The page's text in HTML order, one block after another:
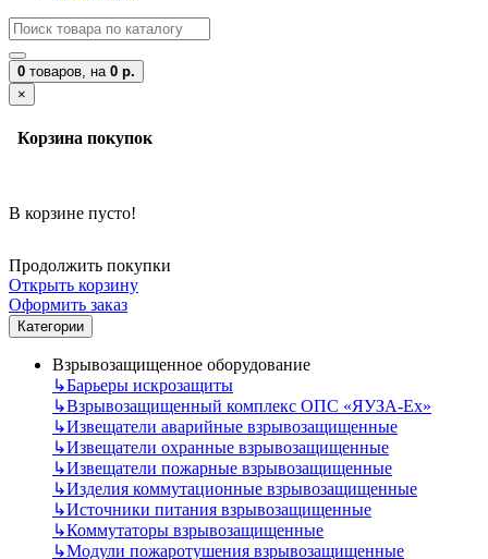
0 товаров, на 0 р.
×
Корзина покупок
В корзине пусто!
Продолжить покупки
Открыть корзину
Оформить заказ
Категории
Взрывозащищенное оборудование
↳Барьеры искрозащиты
↳Взрывозащищенный комплекс ОПС «ЯУЗА-Ех»
↳Извещатели аварийные взрывозащищенные
↳Извещатели охранные взрывозащищенные
↳Извещатели пожарные взрывозащищенные
↳Изделия коммутационные взрывозащищенные
↳Источники питания взрывозащищенные
↳Коммутаторы взрывозащищенные
↳Модули пожаротушения взрывозащищенные